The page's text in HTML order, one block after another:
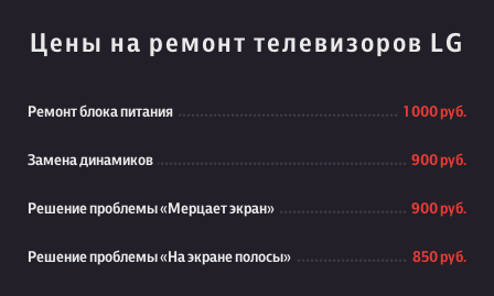
Цены на ремонт телевизоров LG
Ремонт блока питания 1 000 руб.
Замена динамиков 900 руб.
Решение проблемы «Мерцает экран» 900 руб.
Решение проблемы «На экране полосы» 850 руб.